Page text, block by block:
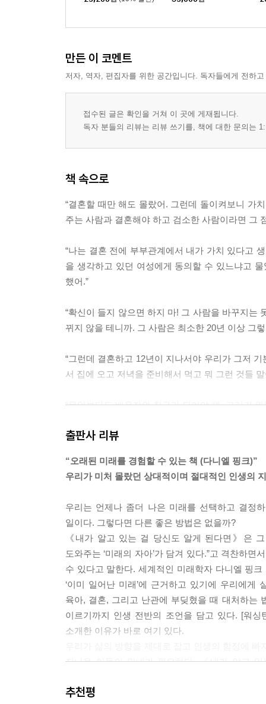
만든 이 코멘트
저자, 역자, 편집자를 위한 공간입니다. 독자들에게 전하
접수된 글은 확인을 거쳐 이 곳에 게재됩니다.
독자 분들의 리뷰는 리뷰 쓰기를, 책에 대한 문의는
책 속으로
“결혼할 때만 해도 몰랐어. 그런데 돌이켜보니 가
주는 사람과 결혼해야 하고 검소한 사람이라면 그
“나는 결혼 전에 부부관계에서 내가 가치 있다고
을 생각하고 있던 여성에게 동의할 수 있느냐고
했어.”
“확신이 들지 않으면 하지 마! 그 사람을 바꾸지는
뀌지 않을 테니까. 그 사람은 최소한 20년 이상 그
“그런데 결혼하고 12년이 지나서야 우리가 그저
서 집에 오고 저녁을 준비해서 먹고 뭐 그런 것들
“무엇보다도 배우자와 친구가 되어야 해. 그러기
들을 아주 존경해. 세상이 달라졌거든. 나는 젊은
“내가 상대의 신발을 신었다고 생각해보는 거야.
“사랑하는 일을 찾게. 잘할 수 있는 일을 하게. 행
내가 얼마를 벌었는지 말하면 다들 못 믿을걸. 가
지.”
“나라면 먼저 내가 일하고 싶은 분야의 성공한 사
만약 나와 맞지 않는 분야라면 잘못 택한 것이니 1
“세상에는 좋아하지도 않는 일에 묶여 지독하게
“자신을 그만 들여다봐야해. 자신을 들여다보는
출판사 리뷰
“오래된 미래를 경험할 수 있는 책 (다니엘 핑크)”
우리가 미처 몰랐던 상대적이며 절대적인 인생의
우리는 언제나 좀더 나은 미래를 선택하고 결정
일이다. 그렇다면 다른 좋은 방법은 없을까?
《내가 알고 있는 걸 당신도 알게 된다면》은
도와주는 ‘미래의 자아’가 담겨 있다.”고 격찬하
수 있다고 말한다. 세계적인 미래학자 다니엘 핑
‘이미 일어난 미래’에 근거하고 있기에 우리에
육아, 결혼, 그리고 난관에 부딪혔을 때 대처하는
이르기까지 인생 전반의 조언을 담고 있다. [워
소개한 이유가 바로 여기 있다.
지나온 이들의 안내가 필요하다. 《내가 알고
당신이 미처 몰랐던 곳에 삶의 해답이 있음을 알게
추천평